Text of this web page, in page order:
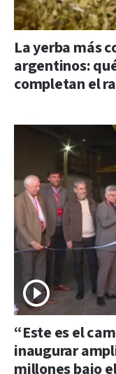
La yerba más
argentinos:
completan el
“Este es el
inaugurar
millones bajo